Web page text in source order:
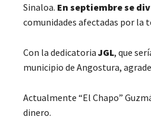
Sinaloa. En septiembre se
comunidades afectadas por la
Con la dedicatoria JGL, que
municipio de Angostura,
Actualmente “El Chapo”
dinero.